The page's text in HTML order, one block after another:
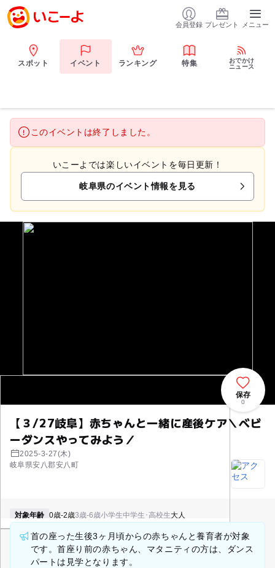
会員登録 プレゼント メニュー
スポット イベント ランキング 特集
おでかけ
ニュース
このイベントは終了しました。
いこーよでは楽しいイベントを毎日更新！
岐阜県のイベント情報を見る
【３/27岐阜】赤ちゃんと一緒に産後ケア＼ベビ
ーダンスやってみよう／
2025-3-27(木)
岐阜県安八郡安八町
保存
0
対象年齢 0歳-2歳3歳-6歳小学生中学生･高校生大人
首の座った生後3ヶ月頃からの赤ちゃんと養育者が対象
です。首座り前の赤ちゃん、マタニティの方は、ダンス
パートは見学となります。